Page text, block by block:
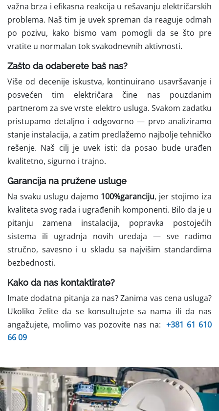
važna brza i efikasna reakcija u rešavanju električarskih
problema. Naš tim je uvek spreman da reaguje odmah
po pozivu, kako bismo vam pomogli da se što pre
vratite u normalan tok svakodnevnih aktivnosti.
Zašto da odaberete baš nas?
Više od decenije iskustva, kontinuirano usavršavanje i
posvećen tim električara čine nas pouzdanim
partnerom za sve vrste elektro usluga. Svakom zadatku
pristupamo detaljno i odgovorno — prvo analiziramo
stanje instalacija, a zatim predlažemo najbolje tehničko
rešenje. Naš cilj je uvek isti: da posao bude urađen
kvalitetno, sigurno i trajno.
Garancija na pružene usluge
Na svaku uslugu dajemo 100%garanciju, jer stojimo iza
kvaliteta svog rada i ugrađenih komponenti. Bilo da je u
pitanju zamena instalacija, popravka postojećih
sistema ili ugradnja novih uređaja — sve radimo
stručno, savesno i u skladu sa najvišim standardima
bezbednosti.
Kako da nas kontaktirate?
Imate dodatna pitanja za nas? Zanima vas cena usluga?
Ukoliko želite da se konsultujete sa nama ili da nas
angažujete, molimo vas pozovite nas na: +381 61 610
66 09